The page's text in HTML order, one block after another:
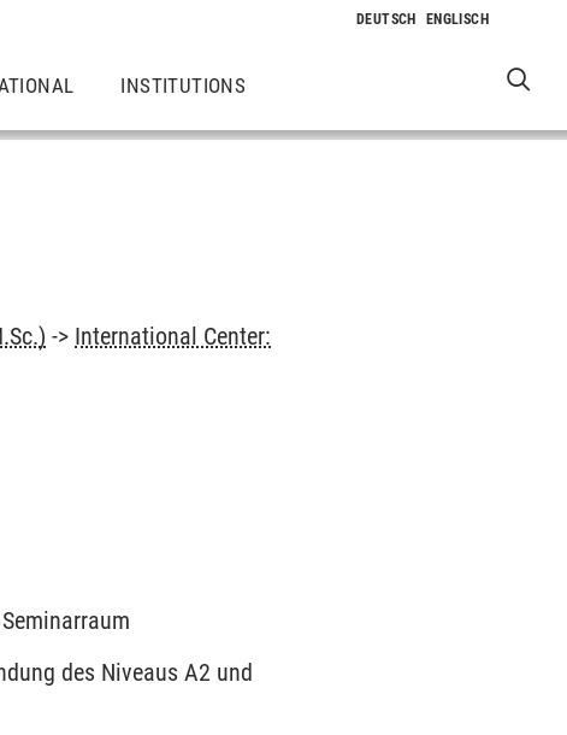
INSTITUTIONS
-> International Center:
des Niveaus A2 und